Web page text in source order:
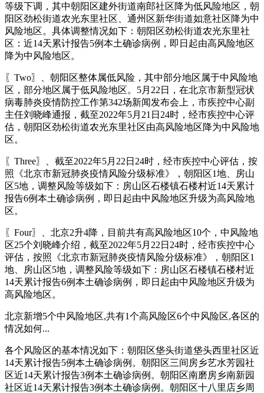
等级下调，其中朝阳区建外街道南郎社区降为低风险地区，朝
阳区劲松街道农光东里社区、通州区新华街道如意社区降为中
风险地区。具体调整情况如下：朝阳区劲松街道农光东里社
区：近14天累计报告5例本土确诊病例，即日起由高风险地区
降为中风险地区。
〖Two〗、朝阳区整体属低风险，其中部分地区属于中风险地
区，部分地区属于低风险地区。5月22日，在北京市新型冠状
病毒肺炎疫情防控工作第342场新闻发布会上，市疾控中心副
主任刘晓峰通报，截至2022年5月21日24时，经市疾控中心评
估，朝阳区劲松街道农光东里社区由高风险地区降为中风险地
区。
〖Three〗、截至2022年5月22日24时，经市疾控中心评估，按
照《北京市新冠肺炎疫情风险分级标准》，朝阳区1地、房山
区5地，调整风险等级如下：房山区石楼镇石楼村近14天累计
报告6例本土确诊病例，即日起由中风险地区升级为高风险地
区。
〖Four〗、北京2升4降，目前共有高风险地区10个，中风险地
区25个刘晓峰介绍，截至2022年5月22日24时，经市疾控中心
评估，按照《北京市新冠肺炎疫情风险分级标准》，朝阳区1
地、房山区5地，调整风险等级如下：房山区石楼镇石楼村近
14天累计报告6例本土确诊病例，即日起由中风险地区升级为
高风险地区。
北京新增5个中风险地区,共有1个高风险区6个中风险区,各区的
情况如何...
各个风险区的基本情况如下：朝阳区垡头街道垡头西里社区近
14天累计报告5例本土确诊病例。朝阳区三间房乡艺水芳园社
区近14天累计报告3例本土确诊病例。朝阳区南磨房乡南新园
社区近14天累计报告3例本土确诊病例。朝阳区十八里店乡周